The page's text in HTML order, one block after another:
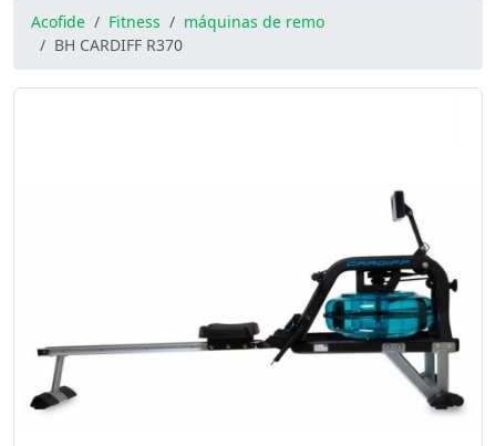
Acofide Fitness
máquinas de remo
BH CARDIFF R370